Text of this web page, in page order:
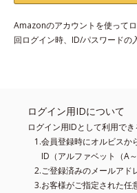
Amazonのアカウントを使って
回ログイン時、ID/パスワードの
ログイン用IDについて
ログイン用IDとして利用でき
会員登録時にオルビスか
ID（アルファベット（A
ご登録済みのメールアド
お客様がご指定された任